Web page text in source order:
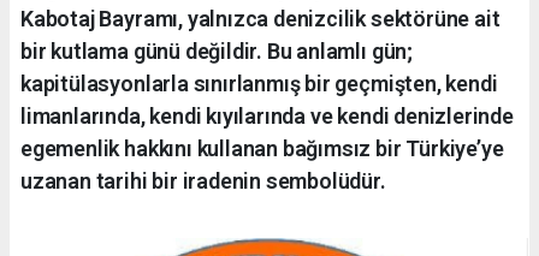
Kabotaj Bayramı, yalnızca denizcilik sektörüne ait
bir kutlama günü değildir. Bu anlamlı gün;
kapitülasyonlarla sınırlanmış bir geçmişten, kendi
limanlarında, kendi kıyılarında ve kendi denizlerinde
egemenlik hakkını kullanan bağımsız bir Türkiye’ye
uzanan tarihi bir iradenin sembolüdür.